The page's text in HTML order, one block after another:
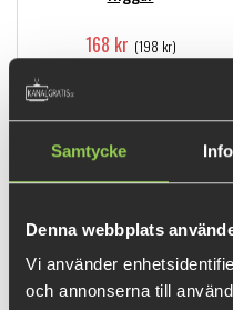
Samtycke
Denna webbplats
Vi använder
och annonserna till
168 kr (198 kr)
Abborre Start Kit